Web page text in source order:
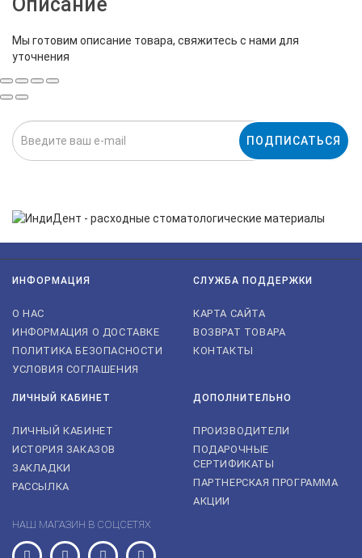
Мы готовим описание товара, свяжитесь с нами для
уточнения
ПОДПИСАТЬСЯ
ИНФОРМАЦИЯ
О НАС
ИНФОРМАЦИЯ О ДОСТАВКЕ
ПОЛИТИКА БЕЗОПАСНОСТИ
УСЛОВИЯ СОГЛАШЕНИЯ
СЛУЖБА ПОДДЕРЖКИ
КАРТА САЙТА
ВОЗВРАТ ТОВАРА
КОНТАКТЫ
ЛИЧНЫЙ КАБИНЕТ
ЛИЧНЫЙ КАБИНЕТ
ИСТОРИЯ ЗАКАЗОВ
ЗАКЛАДКИ
РАССЫЛКА
ДОПОЛНИТЕЛЬНО
ПРОИЗВОДИТЕЛИ
ПОДАРОЧНЫЕ
СЕРТИФИКАТЫ
ПАРТНЕРСКАЯ ПРОГРАММА
АКЦИИ
НАШ МАГАЗИН В СОЦСЕТЯХ